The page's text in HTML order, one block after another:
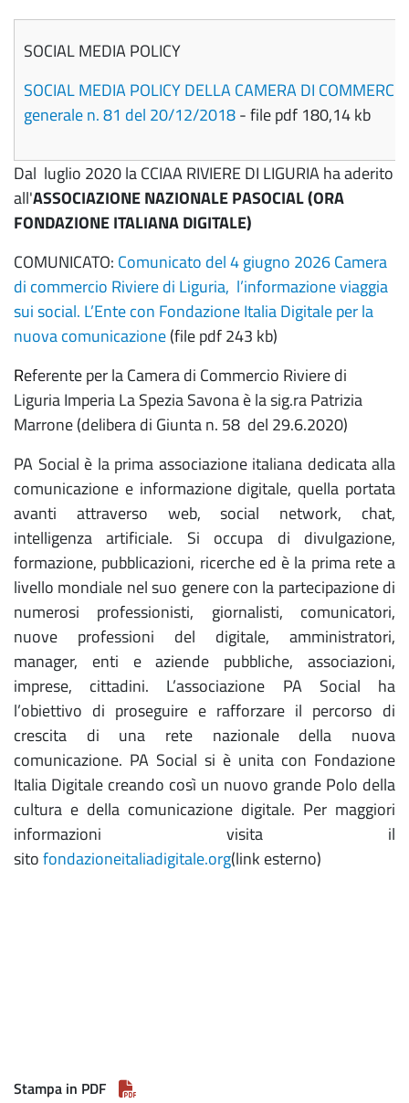
SOCIAL MEDIA POLICY
SOCIAL MEDIA POLICY DELLA CAMERA DI
generale n. 81 del 20/12/2018- file pdf 180,14 kb
Dal luglio 2020 la CCIAA RIVIERE DI LIGURIA ha aderito
all'ASSOCIAZIONE NAZIONALE PASOCIAL (ORA
FONDAZIONE ITALIANA DIGITALE)
COMUNICATO: Comunicato del 4 giugno 2026 Camera
di commercio Riviere di Liguria, l’informazione viaggia
sui social. L’Ente con Fondazione Italia Digitale per la
nuova comunicazione(file pdf 243 kb)
Referente per la Camera di Commercio Riviere di
Liguria Imperia La Spezia Savona è la sig.ra Patrizia
Marrone (delibera di Giunta n. 58 del 29.6.2020)
PA Social è la prima associazione italiana dedicata alla
comunicazione e informazione digitale, quella portata
avanti attraverso web, social network, chat,
intelligenza artificiale. Si occupa di divulgazione,
formazione, pubblicazioni, ricerche ed è la prima rete a
livello mondiale nel suo genere con la partecipazione di
numerosi professionisti, giornalisti, comunicatori,
nuove professioni del digitale, amministratori,
manager, enti e aziende pubbliche, associazioni,
imprese, cittadini. L’associazione PA Social ha
l’obiettivo di proseguire e rafforzare il percorso di
crescita di una rete nazionale della nuova
comunicazione. PA Social si è unita con Fondazione
Italia Digitale creando così un nuovo grande Polo della
cultura e della comunicazione digitale. Per maggiori
informazioni visita il
sitofondazioneitaliadigitale.org(link esterno)
Stampa in PDF